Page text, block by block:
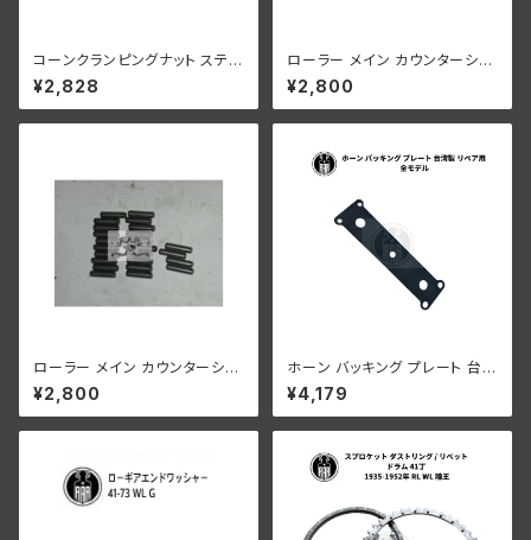
コーンクランピングナット ステア
リングダンパーなし 1936-48
年 EL FL UL クローム
¥2,828
ローラー メイン カウンターシャ
フト 0004" オーバーサイズ 24
個 ハーレーダビッドソン
¥2,800
ローラー メイン カウンターシャ
フト 0008" オーバーサイズ 24
個
¥2,800
ホーン バッキング プレート 台湾
製 リペア用 ハーレーダビッドソ
ン 全モデル
¥4,179